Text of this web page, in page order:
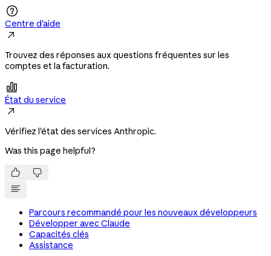

Centre d'aide

Trouvez des réponses aux questions fréquentes sur les
comptes et la facturation.

État du service

Vérifiez l'état des services Anthropic.
Was this page helpful?
 
Parcours recommandé pour les nouveaux développeurs
Développer avec Claude
Capacités clés
Assistance